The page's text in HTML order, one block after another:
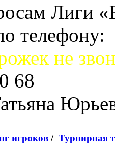
Лиги
телефону:
не
68
игроков / Турнирная